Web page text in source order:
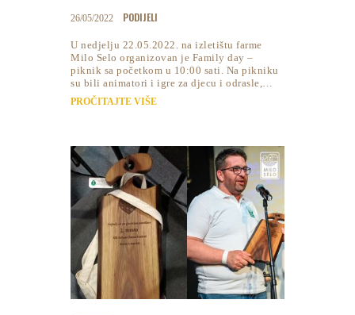
26/05/2022 PODIJELI
U nedjelju 22.05.2022. na izletištu farme
Milo Selo organizovan je Family day –
piknik sa početkom u 10:00 sati. Na pikniku
su bili animatori i igre za djecu i odrasle,…
PROČITAJTE VIŠE